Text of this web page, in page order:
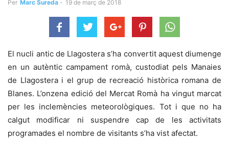
Per Marc Sureda - 19 de març de 2018
El nucli antic de Llagostera s’ha convertit aquest diumenge
en un autèntic campament romà, custodiat pels Manaies
de Llagostera i el grup de recreació històrica romana de
Blanes. L’onzena edició del Mercat Romà ha vingut marcat
per les inclemències meteorològiques. Tot i que no ha
calgut modificar ni suspendre cap de les activitats
programades el nombre de visitants s’ha vist afectat.